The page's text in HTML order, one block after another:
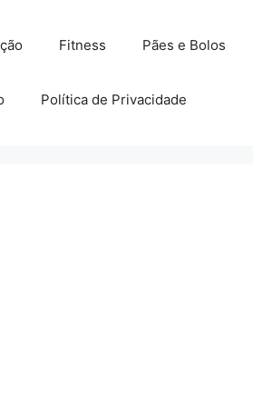
Fitness Pães e Bolos
Política de Privacidade